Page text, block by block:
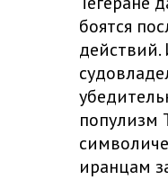
боятся
действий.
популизм
иранцам